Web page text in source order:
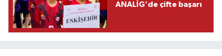
ANALİG'de çifte başarı